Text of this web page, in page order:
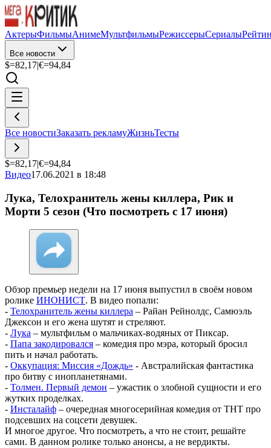
АктерыФильмыАнимеМультфильмыРежиссерыСериалы
Все новости
$=82,17|€=94,84
Все новостиЗаказать рекламуЖизньТесты
$=82,17|€=94,84
Видео17.06.2021 в 18:48
Лука, Телохранитель жены киллера, Рик и
Морти 5 сезон (Что посмотреть с 17 июня)
Обзор премьер недели на 17 июня выпустил в своём новом
ролике ИНОНИСТ. В видео попали:
- Телохранитель жены киллера – Райан Рейнолдс, Самюэль
Джексон и его жена шутят и стреляют.
- Лука – мультфильм о мальчиках-водяных от Пиксар.
- Папа закодировался – комедия про мэра, который бросил
пить и начал работать.
- Оккупация: Миссия «Дождь» - Австралийская фантастика
про битву с инопланетянами.
- Толмен. Первый демон – ужастик о злобной сущности и его
жутких проделках.
- Инсталайф – очередная многосерийная комедия от ТНТ про
подсевших на соцсети девушек.
И многое другое. Что посмотреть, а что не стоит, решайте
сами. В данном ролике только анонсы, а не вердикты.